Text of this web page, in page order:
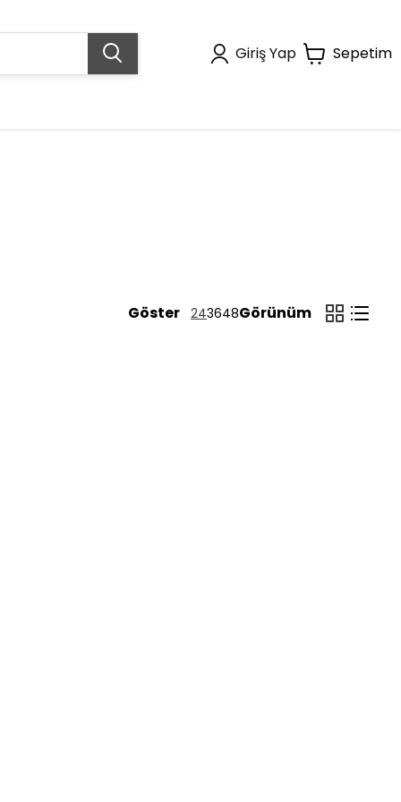
Giriş Yap Sepetim
Göster 243648Görünüm